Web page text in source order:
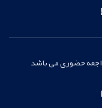
حضوری می باشد